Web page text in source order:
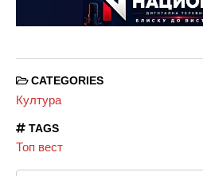
CATEGORIES
Култура
TAGS
Топ вест